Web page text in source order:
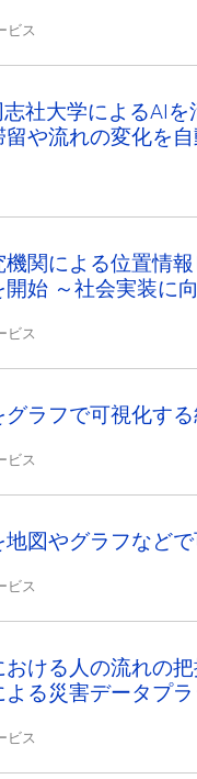
ビス
社大学によるAI
留や流れの変化を
機関による位置情
開始 ～社会実装に
ビス
グラフで可視化す
ビス
地図やグラフなど
ビス
おける人の流れの
る災害データプ
ビス